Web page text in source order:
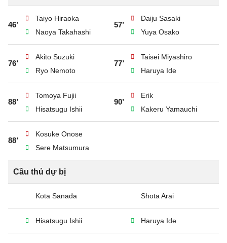
46’
Taiyo Hiraoka
Naoya Takahashi
57’
Daiju Sasaki
Yuya Osako
76’
Akito Suzuki
Ryo Nemoto
77’
Taisei Miyashiro
Haruya Ide
88’
Tomoya Fujii
Hisatsugu Ishii
90’
Erik
Kakeru Yamauchi
88’
Kosuke Onose
Sere Matsumura
Cầu thủ dự bị
Kota Sanada Shota Arai
Hisatsugu Ishii Haruya Ide